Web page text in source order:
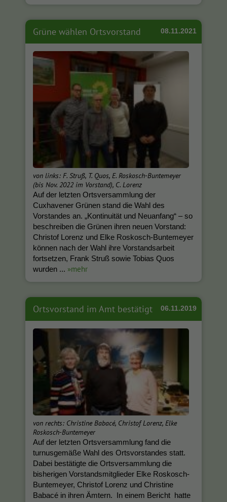
08.11.2021
Grüne wählen Ortsvorstand
von links: F. Struß, T. Quos, E. Roskosch-Buntemeyer
(bis Nov. 2022 im Vorstand), C. Lorenz
Auf der letzten Ortsversammlung der
Cuxhavener Grünen stand die Wahl des
Vorstandes an. „Kontinuität und Neuanfang“ – so
beschreiben die Grünen ihren neuen Vorstand:
Christof Lorenz und Elke Roskosch-Buntemeyer
können nach der Wahl ihre Vorstandsarbeit
fortsetzen, Frank Struß sowie Tobias Quos
wurden ... »mehr
06.11.2019
Ortsvorstand im Amt bestätigt
von rechts: Christine Babacé, Christof Lorenz, Elke
Roskosch-Buntemeyer
Auf der letzten Ortsversammlung fand die
turnusgemäße Wahl des Ortsvorstandes statt.
Dabei bestätigte die Ortsversammlung die
bisherigen Vorstandsmitglieder Elke Roskosch-
Buntemeyer, Christof Lorenz und Christine
Babacé in ihren Ämtern. In einem Bericht hatte